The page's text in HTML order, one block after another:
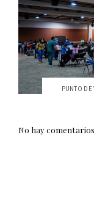
PUNTO
No hay